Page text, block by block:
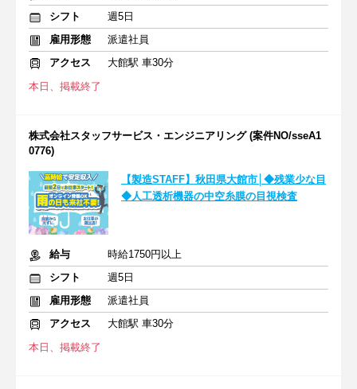
シフト
週5日
雇用形態
派遣社員
アクセス
大館駅 車30分
本日、掲載終了
株式会社スタッフサービス・エンジニアリング (案件NO/sseA1
0776)
【製造STAFF】秋田県大館市│◆残業少な目
◆人工透析機器の中空糸膜の目視検査
給与
時給1750円以上
シフト
週5日
雇用形態
派遣社員
アクセス
大館駅 車30分
本日、掲載終了